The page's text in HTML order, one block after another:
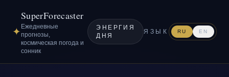
✦
SuperForecaster
Ежедневные
прогнозы,
космическая погода и
сонник
ЭНЕРГИЯ
ДНЯ
ЯЗЫК RU EN